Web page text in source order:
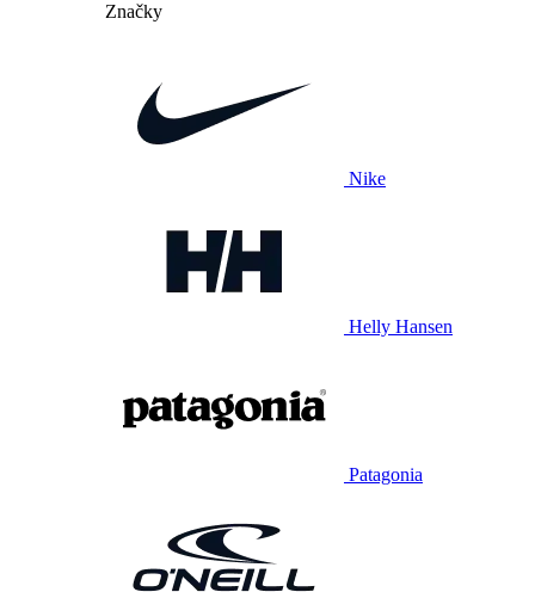
Značky
Nike
Helly Hansen
Patagonia